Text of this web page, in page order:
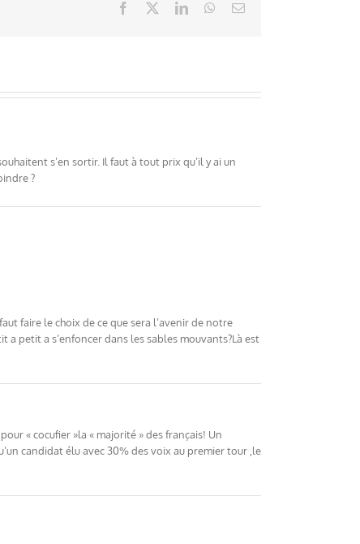
Facebook LinkedInWhatsApp
Email
s’en sortir. Il faut à tout prix qu’il y ai un
?
faire le choix de ce que sera l’avenir de notre
a petit a s’enfoncer dans les sables mouvants?Là est
« cocufier »la « majorité » des français! Un
candidat élu avec 30% des voix au premier tour ,le